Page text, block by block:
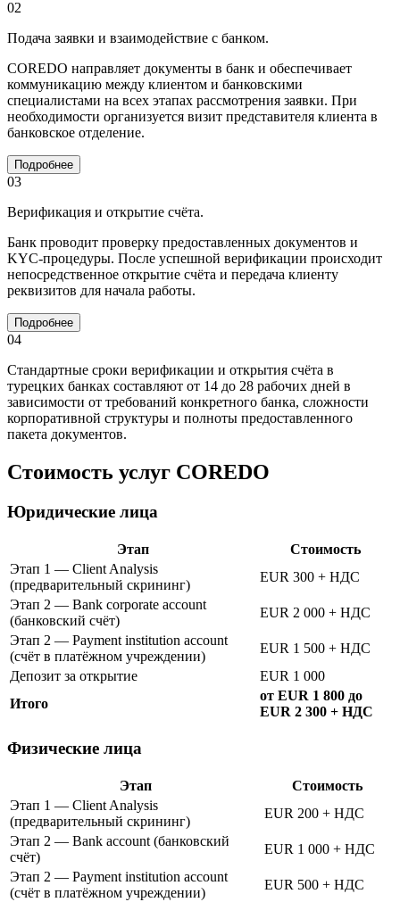
02
Подача заявки и взаимодействие с банком.
COREDO направляет документы в банк и обеспечивает
коммуникацию между клиентом и банковскими
специалистами на всех этапах рассмотрения заявки. При
необходимости организуется визит представителя клиента в
банковское отделение.
Подробнее
03
Верификация и открытие счёта.
Банк проводит проверку предоставленных документов и
KYC-процедуры. После успешной верификации происходит
непосредственное открытие счёта и передача клиенту
реквизитов для начала работы.
Подробнее
04
Стандартные сроки верификации и открытия счёта в
турецких банках составляют от 14 до 28 рабочих дней в
зависимости от требований конкретного банка, сложности
корпоративной структуры и полноты предоставленного
пакета документов.
Стоимость услуг COREDO
Юридические лица
Этап
Стоимость
Этап 1 — Client Analysis
(предварительный скрининг)
EUR 300 + НДС
Этап 2 — Bank corporate account
(банковский счёт)
EUR 2 000 + НДС
Этап 2 — Payment institution account
(счёт в платёжном учреждении)
EUR 1 500 + НДС
Депозит за открытие
EUR 1 000
Итого
от EUR 1 800 до
EUR 2 300 + НДС
Физические лица
Этап
Стоимость
Этап 1 — Client Analysis
(предварительный скрининг)
EUR 200 + НДС
Этап 2 — Bank account (банковский
счёт)
EUR 1 000 + НДС
Этап 2 — Payment institution account
(счёт в платёжном учреждении)
EUR 500 + НДС